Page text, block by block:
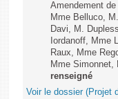
Amendement
Mme Belluco,
Davi, M.
Iordanoff, Mme
Raux, Mme
Mme Simonnet,
renseigné
Voir le dossier (Projet